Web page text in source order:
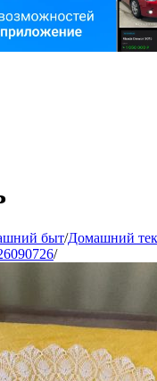
быт/Домашний
/